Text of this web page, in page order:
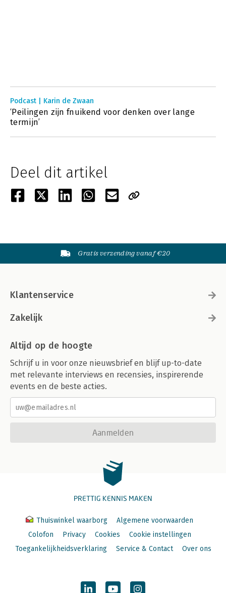
Podcast | Karin de Zwaan
‘Peilingen zijn fnuikend voor denken over lange
termijn’
Deel dit artikel
Gratis verzending vanaf €20
Klantenservice
Zakelijk
Altijd op de hoogte
Schrijf u in voor onze nieuwsbrief en blijf up-to-date
met relevante interviews en recensies, inspirerende
events en de beste acties.
Aanmelden
PRETTIG KENNIS MAKEN
Thuiswinkel waarborg
Algemene voorwaarden
Colofon
Privacy Cookies
Cookie instellingen
Toegankelijkheidsverklaring
Service & Contact Over ons